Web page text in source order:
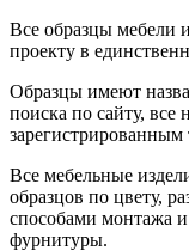
Все образцы мебели
проекту в
Образцы имеют
поиска по сайту, все
Все мебельные
образцов по цвету,
способами монтажа
фурнитуры.